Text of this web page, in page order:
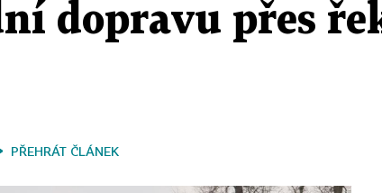
dopravu přes
PŘEHRÁT ČLÁNEK